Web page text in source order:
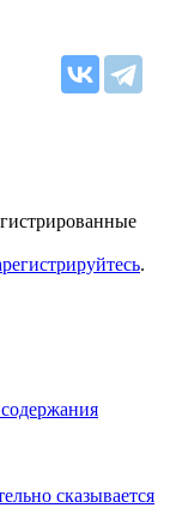
.
сказывается